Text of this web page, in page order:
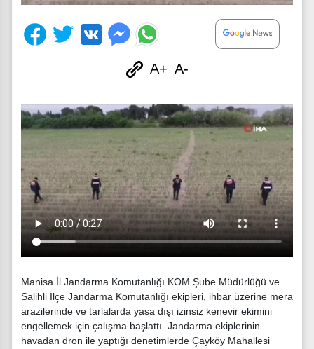
A+ A-
Manisa İl Jandarma Komutanlığı KOM Şube Müdürlüğü ve
Salihli İlçe Jandarma Komutanlığı ekipleri, ihbar üzerine mera
arazilerinde ve tarlalarda yasa dışı izinsiz kenevir ekimini
engellemek için çalışma başlattı. Jandarma ekiplerinin
havadan dron ile yaptığı denetimlerde Çayköy Mahallesi